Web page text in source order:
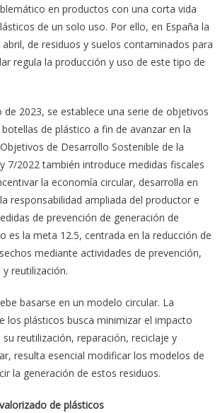
en productos con una corta vida
de un solo uso. Por ello, en España la
de residuos y suelos contaminados para
regula la producción y uso de este tipo de
de 2023, se establece una serie de objetivos
de plástico a fin de avanzar en la
de Desarrollo Sostenible de la
7/2022 también introduce medidas fiscales
la economía circular, desarrolla en
responsabilidad ampliada del productor e
de prevención de generación de
es la meta 12.5, centrada en la reducción de
mediante actividades de prevención,
reutilización.
basarse en un modelo circular. La
los plásticos busca minimizar el impacto
reutilización, reparación, reciclaje y
resulta esencial modificar los modelos de
la generación de estos residuos.
de plásticos